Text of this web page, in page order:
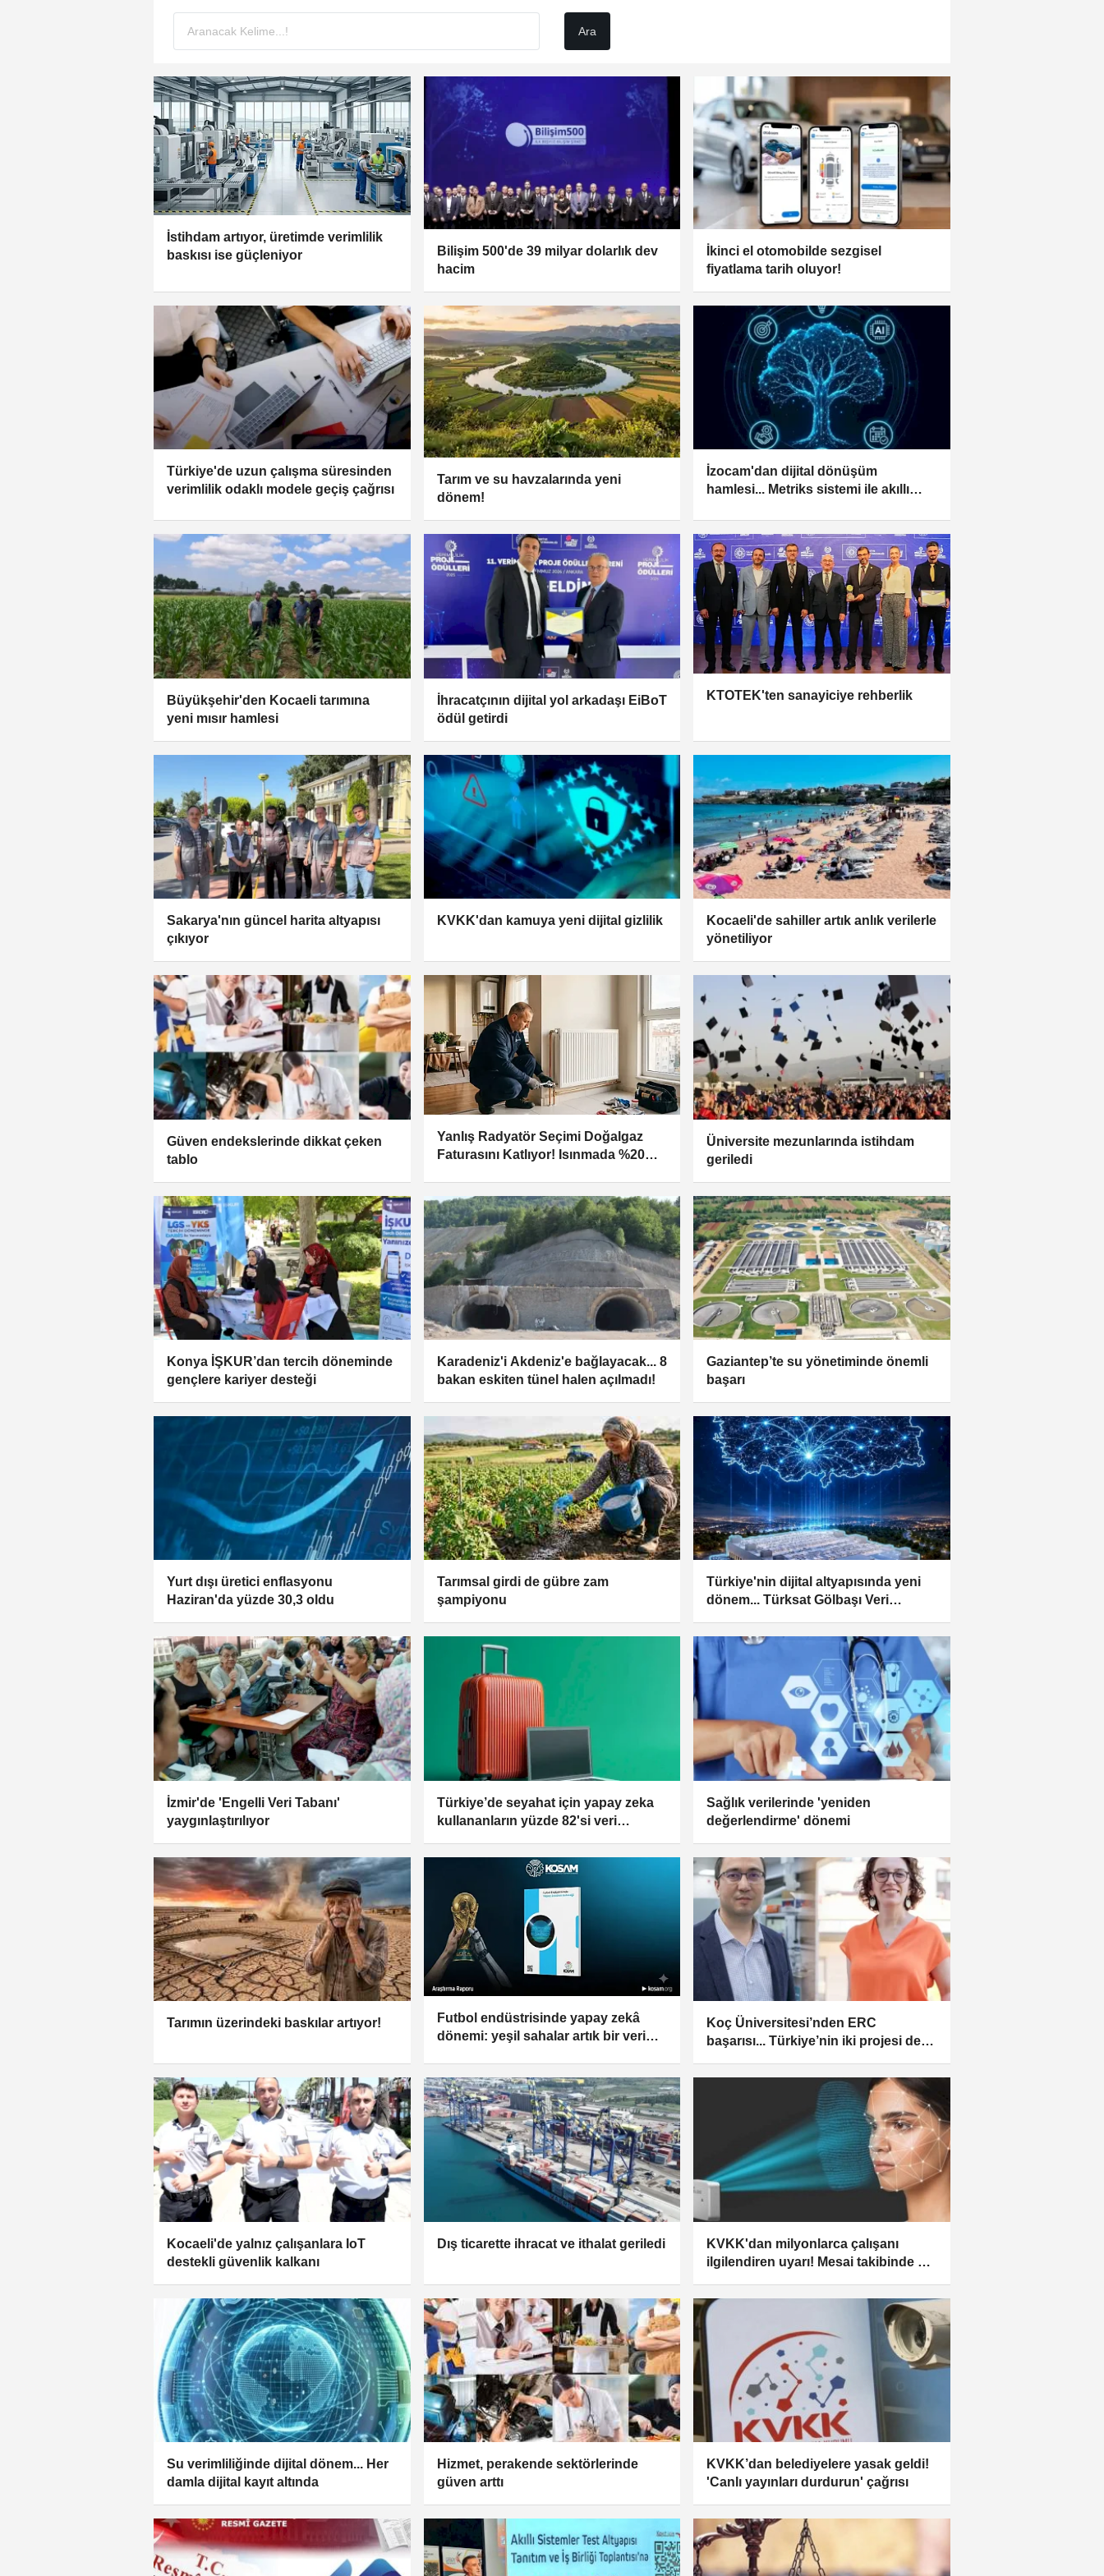
İstihdam artıyor, üretimde verimlilik
baskısı ise güçleniyor
Bilişim 500'de 39 milyar dolarlık dev
hacim
İkinci el otomobilde sezgisel
fiyatlama tarih oluyor!
Türkiye'de uzun çalışma süresinden
verimlilik odaklı modele geçiş çağrısı
Tarım ve su havzalarında yeni
dönem!
İzocam'dan dijital dönüşüm
hamlesi... Metriks sistemi ile akıllı
Büyükşehir'den Kocaeli tarımına
yeni mısır hamlesi
İhracatçının dijital yol arkadaşı EiBoT
ödül getirdi
KTOTEK'ten sanayiciye rehberlik
Sakarya'nın güncel harita altyapısı
çıkıyor
KVKK'dan kamuya yeni dijital gizlilik
Kocaeli'de sahiller artık anlık verilerle
yönetiliyor
Güven endekslerinde dikkat çeken
tablo
Yanlış Radyatör Seçimi Doğalgaz
Faturasını Katlıyor! Isınmada %20
Üniversite mezunlarında istihdam
geriledi
Konya İŞKUR’dan tercih döneminde
gençlere kariyer desteği
Karadeniz'i Akdeniz'e bağlayacak... 8
bakan eskiten tünel halen açılmadı!
Gaziantep’te su yönetiminde önemli
başarı
Yurt dışı üretici enflasyonu
Haziran'da yüzde 30,3 oldu
Tarımsal girdi de gübre zam
şampiyonu
Türkiye'nin dijital altyapısında yeni
dönem... Türksat Gölbaşı Veri
İzmir'de 'Engelli Veri Tabanı'
yaygınlaştırılıyor
Türkiye’de seyahat için yapay zeka
kullananların yüzde 82'si veri
Sağlık verilerinde 'yeniden
değerlendirme' dönemi
Tarımın üzerindeki baskılar artıyor!
Futbol endüstrisinde yapay zekâ
dönemi: yeşil sahalar artık bir veri
Koç Üniversitesi’nden ERC
başarısı... Türkiye’nin iki projesi de
Kocaeli'de yalnız çalışanlara IoT
destekli güvenlik kalkanı
Dış ticarette ihracat ve ithalat geriledi
KVKK'dan milyonlarca çalışanı
ilgilendiren uyarı! Mesai takibinde o
Su verimliliğinde dijital dönem... Her
damla dijital kayıt altında
Hizmet, perakende sektörlerinde
güven arttı
KVKK’dan belediyelere yasak geldi!
'Canlı yayınları durdurun' çağrısı